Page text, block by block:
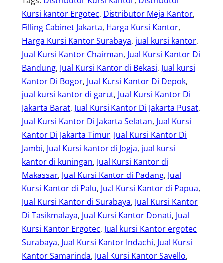
Kursi kantor Ergotec, Distributor Meja Kantor
Filling Cabinet Jakarta, Harga Kursi Kantor
Harga Kursi Kantor Surabaya, jual kursi kantor
Jual Kursi Kantor Chairman, Jual Kursi Kantor Di
Bandung, Jual Kursi Kantor di Bekasi, Jual kursi
Kantor Di Bogor, Jual Kursi Kantor Di Depok
jual kursi kantor di garut, Jual Kursi Kantor Di
Jakarta Barat, Jual Kursi Kantor Di Jakarta Pusat
Jual Kursi Kantor Di Jakarta Selatan, Jual Kursi
Kantor Di Jakarta Timur, Jual Kursi Kantor Di
Jambi, Jual Kursi kantor di Jogja, jual kursi
kantor di kuningan, Jual Kursi Kantor di
Makassar, Jual Kursi Kantor di Padang, Jual
Kursi Kantor di Palu, Jual Kursi Kantor di Papua
Jual Kursi Kantor di Surabaya, Jual Kursi Kantor
Di Tasikmalaya, Jual Kursi Kantor Donati, Jual
Kursi Kantor Ergotec, Jual kursi Kantor ergotec
Surabaya, Jual Kursi Kantor Indachi, Jual Kursi
Kantor Samarinda, Jual Kursi Kantor Savello